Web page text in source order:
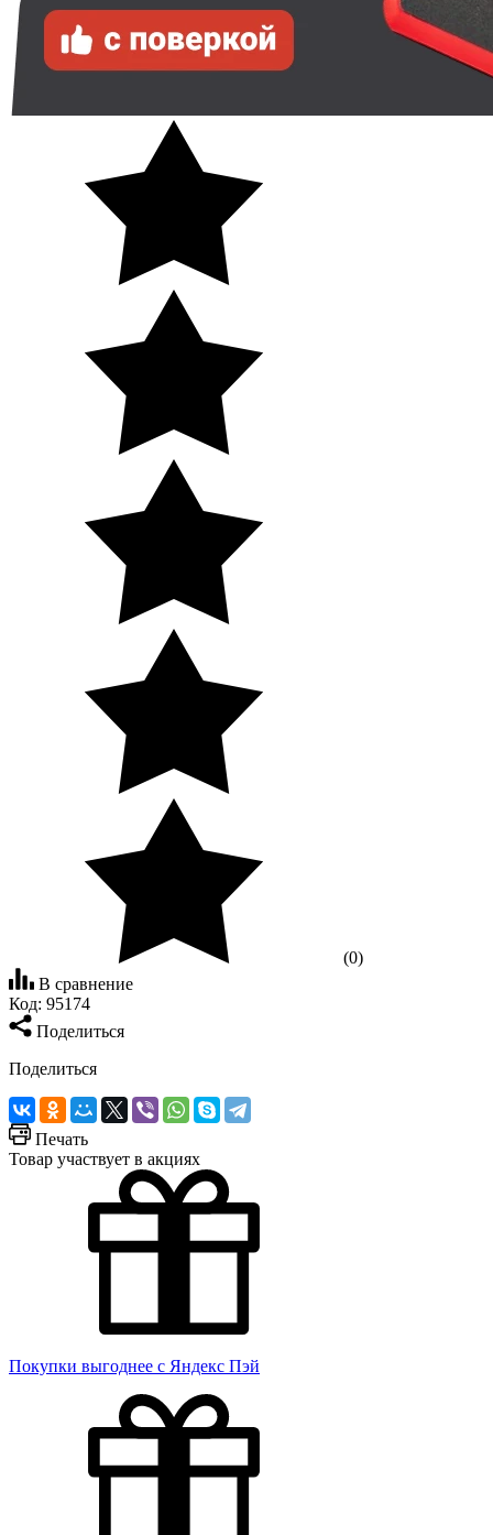
(0)
В сравнение
Код: 95174
Поделиться
Поделиться
Печать
Товар участвует в акциях
Покупки выгоднее с Яндекс Пэй